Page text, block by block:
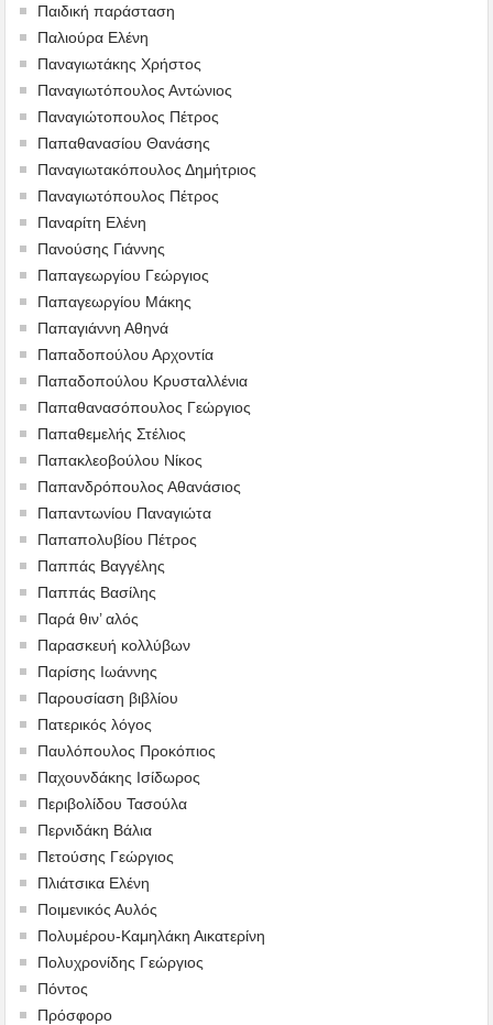
Παιδική παράσταση
Παλιούρα Ελένη
Παναγιωτάκης Χρήστος
Παναγιωτόπουλος Αντώνιος
Παναγιώτοπουλος Πέτρος
Παπαθανασίου Θανάσης
Παναγιωτακόπουλος Δημήτριος
Παναγιωτόπουλος Πέτρος
Παναρίτη Ελένη
Πανούσης Γιάννης
Παπαγεωργίου Γεώργιος
Παπαγεωργίου Μάκης
Παπαγιάννη Αθηνά
Παπαδοπούλου Αρχοντία
Παπαδοπούλου Κρυσταλλένια
Παπαθανασόπουλος Γεώργιος
Παπαθεμελής Στέλιος
Παπακλεοβούλου Νίκος
Παπανδρόπουλος Αθανάσιος
Παπαντωνίου Παναγιώτα
Παπαπολυβίου Πέτρος
Παππάς Βαγγέλης
Παππάς Βασίλης
Παρά θιν’ αλός
Παρασκευή κολλύβων
Παρίσης Ιωάννης
Παρουσίαση βιβλίου
Πατερικός λόγος
Παυλόπουλος Προκόπιος
Παχουνδάκης Ισίδωρος
Περιβολίδου Τασούλα
Περνιδάκη Βάλια
Πετούσης Γεώργιος
Πλιάτσικα Ελένη
Ποιμενικός Αυλός
Πολυμέρου-Καμηλάκη Αικατερίνη
Πολυχρονίδης Γεώργιος
Πόντος
Πρόσφορο